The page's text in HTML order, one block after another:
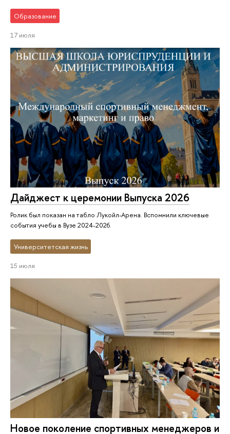
Образование
17 июля
Дайджест к церемонии Выпуска 2026
Ролик был показан на табло Лукойл-Арена. Вспомнили ключевые
события учебы в Вузе 2024-2026.
Университетская жизнь
15 июля
Новое поколение спортивных менеджеров и